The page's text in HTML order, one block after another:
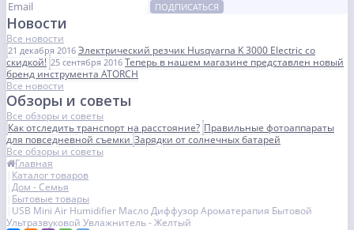
ПОДПИСАТЬСЯ
Новости
Все новости
21 декабря 2016 Электрический резчик Husqvarna K 3000 Electric со
скидкой! 25 сентября 2016 Теперь в нашем магазине представлен новый
бренд инструмента ATORCH
Все новости
Обзоры и советы
Все обзоры и советы
Как отследить транспорт на расстояние? Правильные фотоаппараты
для повседневной съемкиЗарядки от солнечных батарей
Все обзоры и советы
Главная
Каталог товаров
Дом - Семья
Бытовые товары
USB Mini Air Humidifier Масло Диффузор Ароматерапия Бытовой
Ультразвуковой Увлажнитель - Желтый